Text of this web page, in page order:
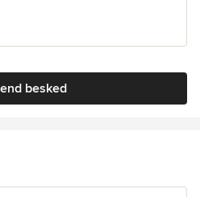
besked